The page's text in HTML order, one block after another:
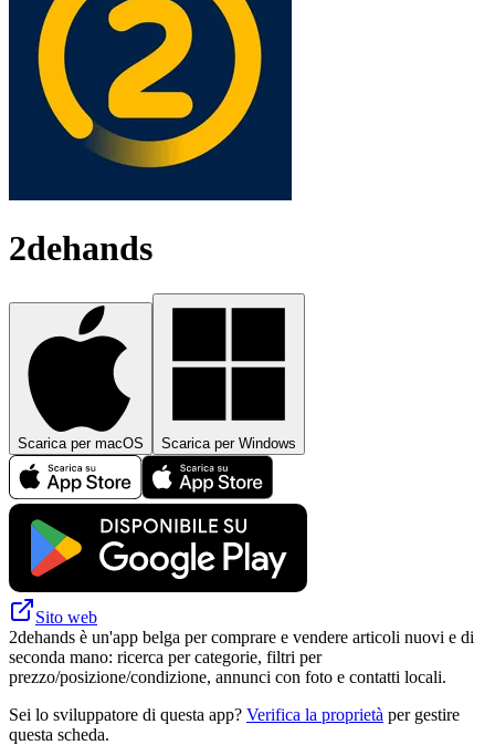
2dehands
Scarica per macOS Scarica per Windows
Sito web
2dehands è un'app belga per comprare e vendere articoli nuovi e di
seconda mano: ricerca per categorie, filtri per
prezzo/posizione/condizione, annunci con foto e contatti locali.
Sei lo sviluppatore di questa app? Verifica la proprietà per gestire
questa scheda.